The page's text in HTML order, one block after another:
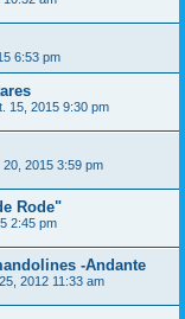
6:53 pm
15, 2015 9:30 pm
20, 2015 3:59 pm
Rode"
2:45 pm
-Andante
2012 11:33 am